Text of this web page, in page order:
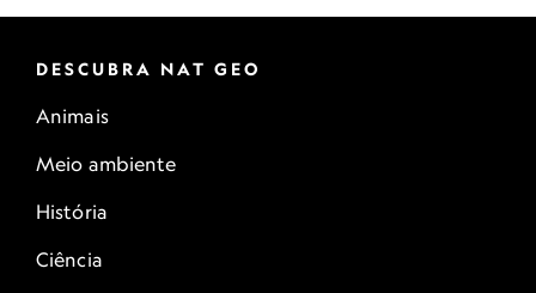
DESCUBRA NAT GEO
Animais
Meio ambiente
História
Ciência